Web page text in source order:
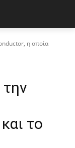
η οποία
το